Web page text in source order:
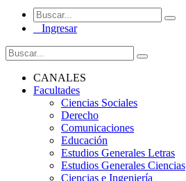
Ingresar
CANALES
Facultades
Ciencias Sociales
Derecho
Comunicaciones
Educación
Estudios Generales Letras
Estudios Generales Ciencias
Ciencias e Ingeniería